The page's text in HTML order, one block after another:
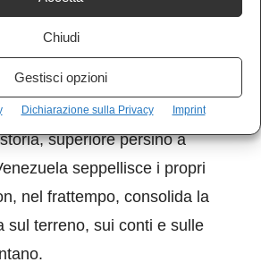
Chiudi
Gestisci opzioni
Dichiarazione sulla Privacy Imprint
secondo le rivelazioni
un debito pubblico di 240
la più grande ristrutturazione
superiore persino a
seppellisce i propri
nel frattempo, consolida la
sul terreno, sui conti e sulle